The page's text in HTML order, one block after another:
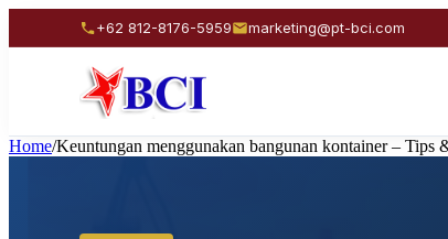
+62 812-8176-5959 marketing@pt-bci.com
Home/Keuntungan menggunakan bangunan kontainer – Tips